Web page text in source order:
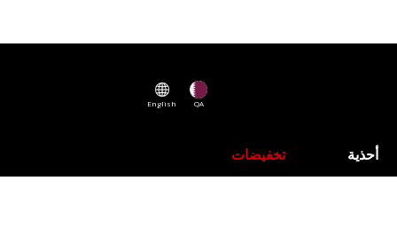
QA
English
أحذية تخفيضات